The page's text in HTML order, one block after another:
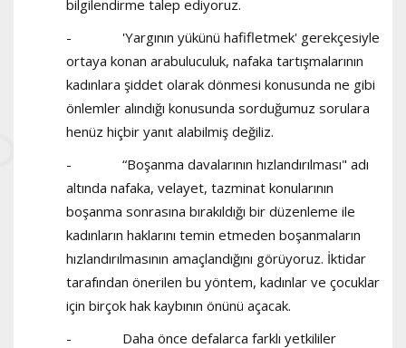
bilgilendirme talep ediyoruz.
- 'Yargının yükünü hafifletmek' gerekçesiyle
ortaya konan arabuluculuk, nafaka tartışmalarının
kadınlara şiddet olarak dönmesi konusunda ne gibi
önlemler alındığı konusunda sorduğumuz sorulara
henüz hiçbir yanıt alabilmiş değiliz.
- “Boşanma davalarının hızlandırılması" adı
altında nafaka, velayet, tazminat konularının
boşanma sonrasına bırakıldığı bir düzenleme ile
kadınların haklarını temin etmeden boşanmaların
hızlandırılmasının amaçlandığını görüyoruz. İktidar
tarafından önerilen bu yöntem, kadınlar ve çocuklar
için birçok hak kaybının önünü açacak.
- Daha önce defalarca farklı yetkililer